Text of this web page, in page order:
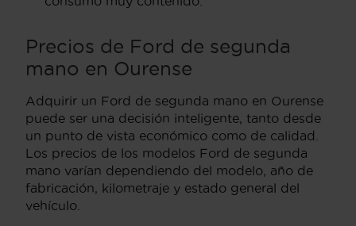
Precios de Ford de segunda
mano en Ourense
Adquirir un Ford de segunda mano en Ourense
puede ser una decisión inteligente, tanto desde
un punto de vista económico como de calidad.
Los precios de los modelos Ford de segunda
mano varían dependiendo del modelo, año de
fabricación, kilometraje y estado general del
vehículo.